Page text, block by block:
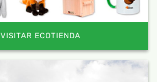
VISITAR ECOTIENDA